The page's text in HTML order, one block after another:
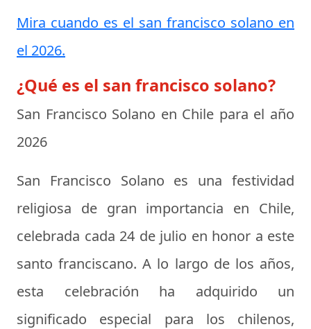
Mira cuando es el san francisco solano en
el 2026.
¿Qué es el san francisco solano?
San Francisco Solano en Chile para el año
2026
San Francisco Solano es una festividad
religiosa de gran importancia en Chile,
celebrada cada 24 de julio en honor a este
santo franciscano. A lo largo de los años,
esta celebración ha adquirido un
significado especial para los chilenos,